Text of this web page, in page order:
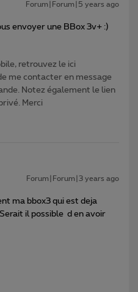
Forum|Forum|5 years ago
envoyer une BBox 3v+ :)
retrouvez le ici
me contacter en message
Notez également le lien
Merci
Forum|Forum|3 years ago
ma bbox3 qui est deja
il possible d en avoir